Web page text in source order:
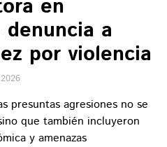
en
a
por violencia
presuntas agresiones no se
que también incluyeron
y amenazas